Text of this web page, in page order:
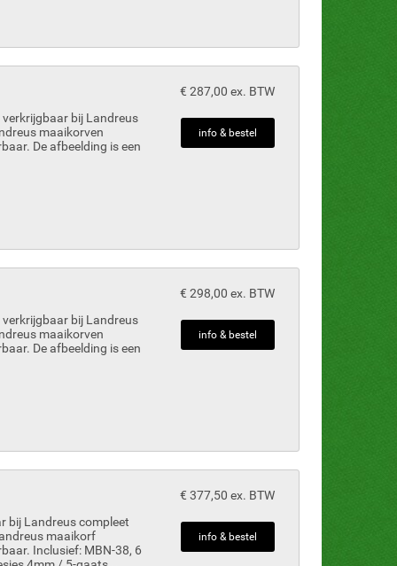
verkrijgbaar bij Landreus
maaikorven
De afbeelding is een
€ 287,00 ex. BTW
info & bestel
verkrijgbaar bij Landreus
maaikorven
De afbeelding is een
€ 298,00 ex. BTW
info & bestel
bij Landreus compleet
maaikorf
Inclusief: MBN-38, 6
€ 377,50 ex. BTW
info & bestel